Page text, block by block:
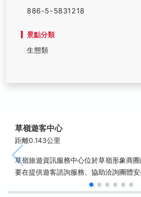
886-5-5831218
景點分類
生態類
草嶺遊客中心
距離0.143公里
草嶺旅遊資訊服務中心位於草嶺形象商
要在提供遊客諮詢服務、協助洽詢團體安